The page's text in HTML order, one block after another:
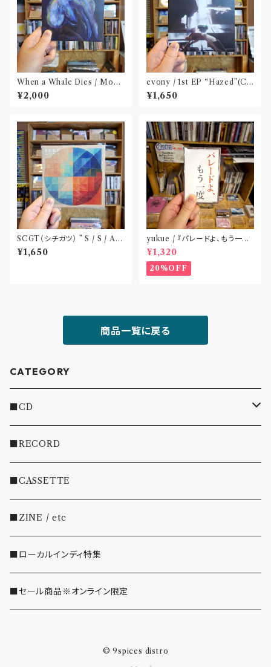
When a Whale Dies / Moby
Dick(CD)
¥2,000
evony / 1st EP “Hazed”(C
D) Released by FURTHER
PLATONIC〝千葉〟
¥1,650
SCGT（シチガツ） ” S / S / A /
W”(CD)
¥1,650
yukue / 『パレードよ、もう一度』
(TAPE)
¥1,320
20%OFF
商品一覧に戻る
CATEGORY
■CD
・INDIE
・EMO/PUNK/POST HC
・SHOEGAZE/DREAMPOP/POST ROCK
・OTHER(LOUD/JUNK/RAP/ etc...)
■RECORD
■CASSETTE
■ZINE / etc
■ローカルインディ特集
■セール商品※オンライン限定
© 9spices distro